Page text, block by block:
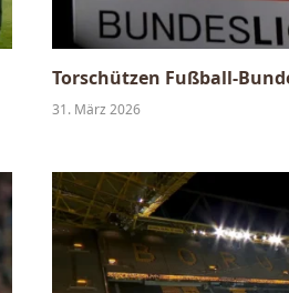
Torschützen Fußball-
31. März 2026